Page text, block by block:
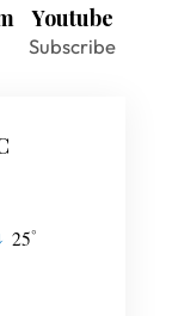
Youtube
Subscribe
25°